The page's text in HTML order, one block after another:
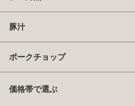
豚汁
ポークチョップ
価格帯で選ぶ